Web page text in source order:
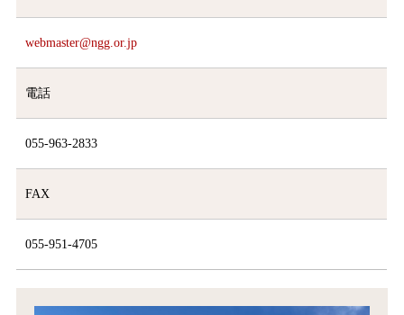
webmaster@ngg.or.jp
電話
055-963-2833
FAX
055-951-4705